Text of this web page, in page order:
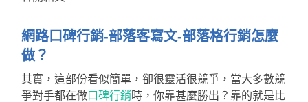
網路口碑行銷-部落客寫文-部落格行銷怎麼
做？
其實，這部份看似簡單，卻很靈活很競爭，當大多數競
爭對手都在做口碑行銷時，你靠甚麼勝出？靠的就是比